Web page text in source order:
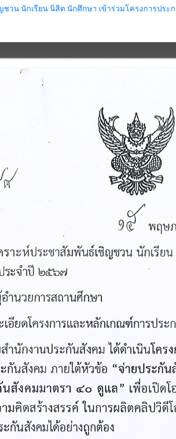
น นักเรียน นิสิต นักศึกษา เข้าร่วมโครงการปร